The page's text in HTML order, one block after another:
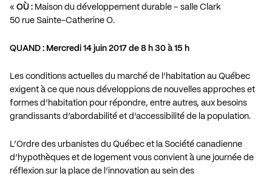
« OÙ : Maison du développement durable – salle Clark
50 rue Sainte-Catherine O.
QUAND : Mercredi 14 juin 2017 de 8 h 30 à 15 h
Les conditions actuelles du marché de l’habitation au Québec
exigent à ce que nous développions de nouvelles approches et
formes d’habitation pour répondre, entre autres, aux besoins
grandissants d’abordabilité et d’accessibilité de la population.
L’Ordre des urbanistes du Québec et la Société canadienne
d’hypothèques et de logement vous convient à une journée de
réflexion sur la place de l’innovation au sein des